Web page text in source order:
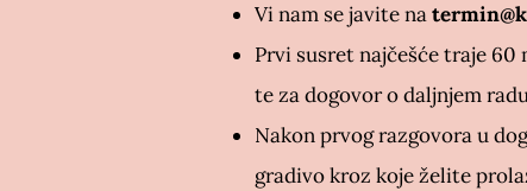
Vi nam se javite na
Prvi susret najčešće traje
te za dogovor o daljnjem
Nakon prvog razgovora u
gradivo kroz koje želite